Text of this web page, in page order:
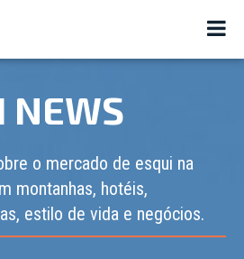
NEWS
o mercado de esqui na
montanhas, hotéis,
estilo de vida e negócios.